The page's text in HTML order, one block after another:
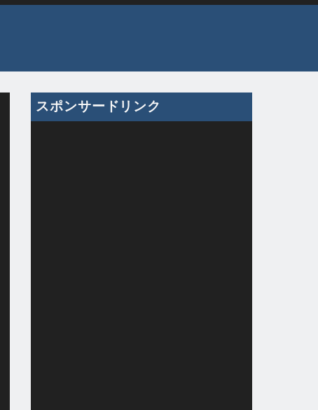
スポンサードリンク